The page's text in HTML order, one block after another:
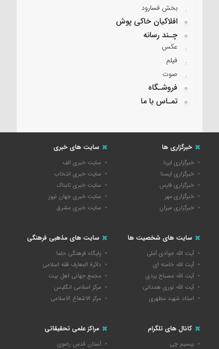
بخش فسارود
افلاکیان خاکی پوش
چـند رسانه
عکس
فیلم
صوت
فروشـگاه
تمـاس با ما
خبرگزاری ها
خبرگزاری ایرنا
خبرگزاری ایسنا
خبرگزاری فارس
خبرگزاری مهر
خبرگزاری میزان
سایت های خبری
سایت خبری الف
سایت خبری انتخاب
سایت خبری تابناک
سایت خبری جهان نیوز
سایت خبری مشرق
سایت های شخصیت ها
آیت الله جوادی آملی
آیت الله خامنه ای
آیت الله مصباح یزدی
آیت الله نوری همدانی
استاد شهید مطهری
سایت های مذهبی فرهنگی
پایگاه فرهنگی حلما
دائرة المعارف فقه اسلامی
مجمع جهانی اهل بیت
مرکز اسلامی انگلیس
مرکز الاشعاع الاسلامی
کانال های تلگرام
بیسیم چی
مراکز علمی تحقیقاتی
آستان قدس رضوی